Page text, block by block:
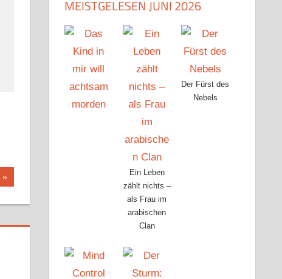
MEISTGELESEN JUNI 2026
Ein Leben
zählt nichts –
als Frau im
arabischen
Clan
Der Fürst des
Nebels